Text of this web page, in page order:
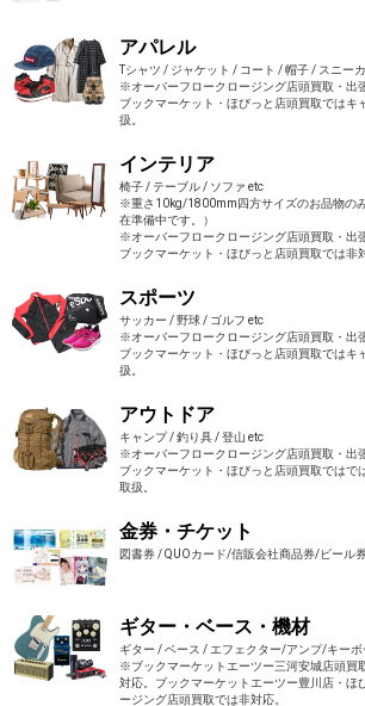
アパレル
Tシャツ / ジャケット / コート / 帽子 / スニー
※オーバーフロークロージング店頭買取・出
ブックマーケット・ほびっと店頭買取ではキ
扱。
インテリア
椅子 / テーブル / ソファ etc
※重さ10kg/1800mm四方サイズのお品物の
在準備中です。）
※オーバーフロークロージング店頭買取・出
ブックマーケット・ほびっと店頭買取では非
スポーツ
サッカー / 野球 / ゴルフ etc
※オーバーフロークロージング店頭買取・出
ブックマーケット・ほびっと店頭買取ではキ
扱。
アウトドア
キャンプ / 釣り具 / 登山 etc
※オーバーフロークロージング店頭買取・出
ブックマーケット・ほびっと店頭買取ではで
取扱。
金券・チケット
図書券 / QUOカード/信販会社商品券/ビール
ギター・ベース・機材
ギター / ベース / エフェクター/アンプ/キーボ
※ブックマーケットエーツー三河安城店頭買
対応。ブックマーケットエーツー豊川店・ほ
ージング店頭買取では非対応。